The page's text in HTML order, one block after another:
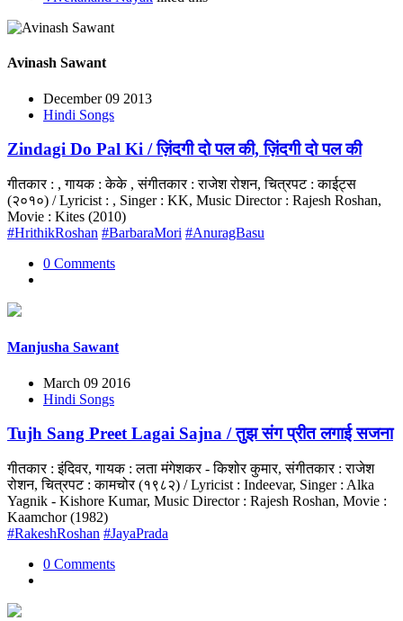
Avinash Sawant
December 09 2013
Hindi Songs
Zindagi Do Pal Ki / ज़िंदगी दो पल की, ज़िंदगी दो पल की
गीतकार : , गायक : केके , संगीतकार : राजेश रोशन, चित्रपट : काईट्स
(२०१०) / Lyricist : , Singer : KK, Music Director : Rajesh Roshan,
Movie : Kites (2010)
#HrithikRoshan #BarbaraMori #AnuragBasu
0 Comments
Manjusha Sawant
March 09 2016
Hindi Songs
Tujh Sang Preet Lagai Sajna / तुझ संग प्रीत लगाई सजना
गीतकार : इंदिवर, गायक : लता मंगेशकर - किशोर कुमार, संगीतकार : राजेश
रोशन, चित्रपट : कामचोर (१९८२) / Lyricist : Indeevar, Singer : Alka
Yagnik - Kishore Kumar, Music Director : Rajesh Roshan, Movie :
Kaamchor (1982)
#RakeshRoshan #JayaPrada
0 Comments